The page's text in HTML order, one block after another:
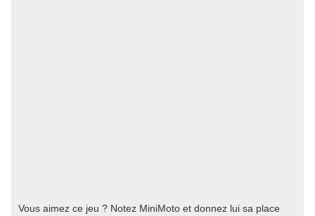
Vous aimez ce jeu ? Notez MiniMoto et donnez lui sa place